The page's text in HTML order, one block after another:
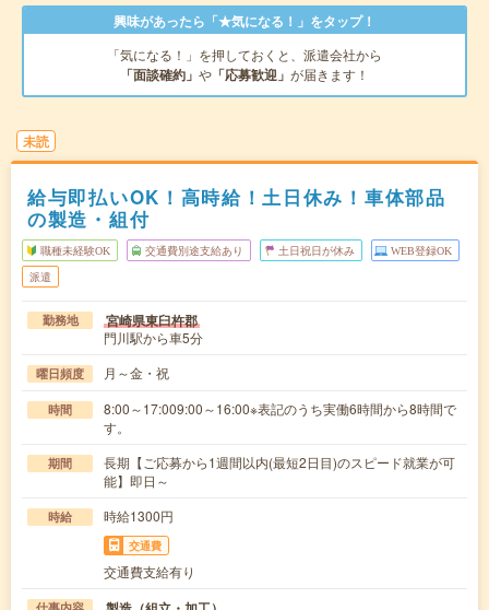
興味があったら「★気になる！」をタップ！
「気になる！」を押しておくと、派遣会社から
「面談確約」 や 「応募歓迎」 が届きます！
未読
給与即払いOK！高時給！土日休み！車体部品
の製造・組付
職種未経験OK 交通費別途支給あり 土日祝日が休み WEB登録OK
派遣
勤務地 宮崎県東臼杵郡
門川駅から車5分
曜日頻度 月～金・祝
時間
8:00～17:009:00～16:00※表記のうち実働6時間から8時間で
す。
期間
長期【ご応募から1週間以内(最短2日目)のスピード就業が可
能】即日～
時給 時給1300円
交通費
交通費支給有り